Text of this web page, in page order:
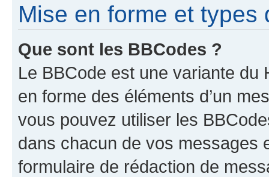
Mise en forme et types
Que sont les BBCodes ?
Le BBCode est une variante du
en forme des éléments d’un
vous pouvez utiliser les
dans chacun de vos messages
formulaire de rédaction de